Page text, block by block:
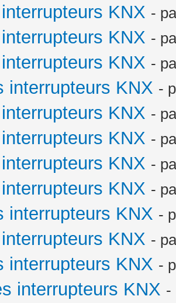
KNX -
KNX -
KNX -
interrupteurs KNX -
KNX -
KNX -
KNX -
KNX -
interrupteurs KNX -
KNX -
interrupteurs KNX -
interrupteurs KNX -